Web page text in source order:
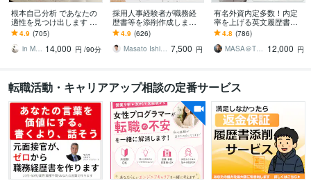
根本自己分析 であなたの
適性を見つけ出します 就
職・転職でお悩みの方、
自分自身をもっと知りた
い方へ
4.9 (705)
in Myself 14,000 円 /90分
採用人事経験者が職務経
歴書等を添削作成します
人事×元リクのプロエージ
ェントが支援/支援実績62
6件以上
4.9 (626)
Masato Ishiguro 7,500 円
有名外資内定多数！内定
率を上げる英文履歴書作
ります 人気実績No.1、有
名人も御用達ワンランク
上の英文レジュメ！
4.8 (786)
MASA＠TOP転職プロフェッショナル 12,000 円
転職活動・キャリアアップ相談の定番サービス